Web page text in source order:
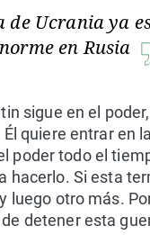
de Ucrania ya
en Rusia
sigue en el
quiere entrar en
poder todo el
hacerlo. Si esta
luego otro más.
detener esta